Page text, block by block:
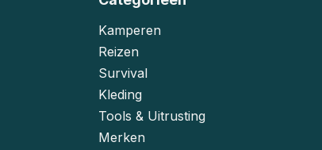
Kamperen
Reizen
Survival
Kleding
Tools & Uitrusting
Merken